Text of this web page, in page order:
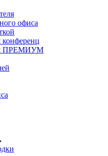
офиса
конференц
ПРЕМИУМ